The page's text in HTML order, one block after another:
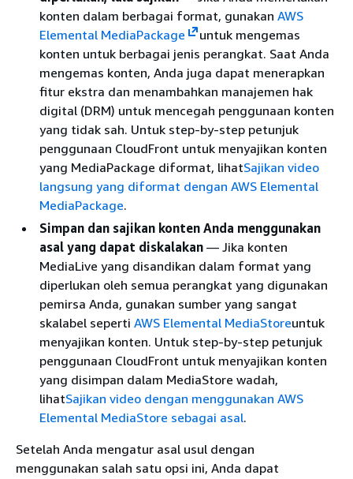
konten dalam berbagai format, gunakan AWS
Elemental MediaPackage
untuk mengemas
konten untuk berbagai jenis perangkat. Saat Anda
mengemas konten, Anda juga dapat menerapkan
fitur ekstra dan menambahkan manajemen hak
digital (DRM) untuk mencegah penggunaan konten
yang tidak sah. Untuk step-by-step petunjuk
penggunaan CloudFront untuk menyajikan konten
yang MediaPackage diformat, lihatSajikan video
langsung yang diformat dengan AWS Elemental
MediaPackage.
Simpan dan sajikan konten Anda menggunakan
asal yang dapat diskalakan — Jika konten
MediaLive yang disandikan dalam format yang
diperlukan oleh semua perangkat yang digunakan
pemirsa Anda, gunakan sumber yang sangat
skalabel seperti AWS Elemental MediaStoreuntuk
menyajikan konten. Untuk step-by-step petunjuk
penggunaan CloudFront untuk menyajikan konten
yang disimpan dalam MediaStore wadah,
lihatSajikan video dengan menggunakan AWS
Elemental MediaStore sebagai asal.
Setelah Anda mengatur asal usul dengan
menggunakan salah satu opsi ini, Anda dapat